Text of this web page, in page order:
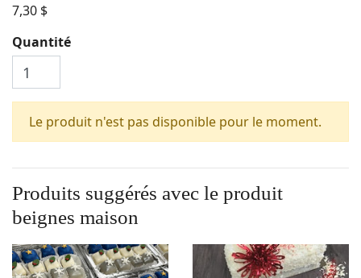
7,30 $
Quantité
Le produit n'est pas disponible pour le moment.
Produits suggérés avec le produit
beignes maison